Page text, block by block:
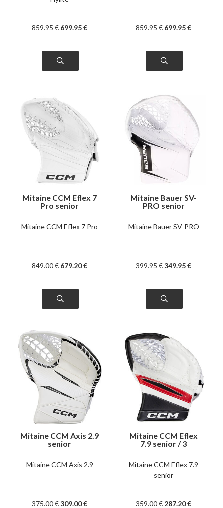
859.95€ 699.95€ 859.95€ 699.95€
Mitaine CCM Eflex 7
Pro senior
Mitaine CCM Eflex 7 Pro
849.00€ 679.20€
Mitaine Bauer SV-
PRO senior
Mitaine Bauer SV-PRO
399.95€349.95€
Mitaine CCM Axis 2.9
senior
Mitaine CCM Axis 2.9
375.00€309.00€
Mitaine CCM Eflex
7.9 senior / 3
Mitaine CCM Eflex 7.9
senior
359.00€ 287.20€